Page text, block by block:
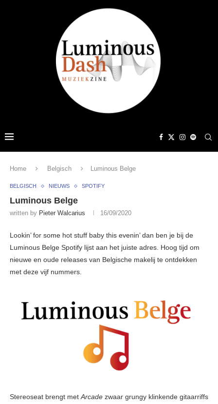
Home Belgisch Luminous Belge
BELGISCH NIEUWS SPOTIFY
Luminous Belge
written by Pieter Walcarius 16/09/2020
Lookin’ for some hot stuff baby this evenin’ dan ben je bij de
Luminous Belge Spotify lijst aan het juiste adres. Hoog tijd om
nieuwe en oude releases van Belgische makelij te ontdekken
met deze vijf nummers.
Stereoseat brengt met Arcade zwaar grungy klinkende gitaarriffs